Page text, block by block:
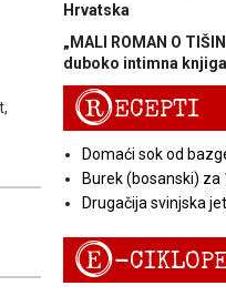
Hrvatska
„MALI ROMAN O
duboko intimna knjiga
RECEPTI
Domaći sok od
Burek (bosanski) za
Drugačija svinjska
E-